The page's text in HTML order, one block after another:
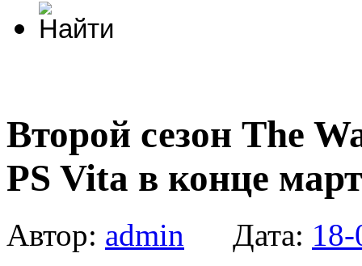
Второй сезон The
PS Vita в конце
Автор: admin Дата: